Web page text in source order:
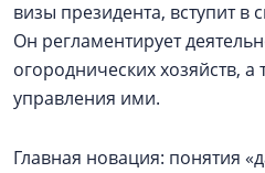
визы президента, вступит в
Он регламентирует
огороднических хозяйств, а
управления ими.
Главная новация: понятия